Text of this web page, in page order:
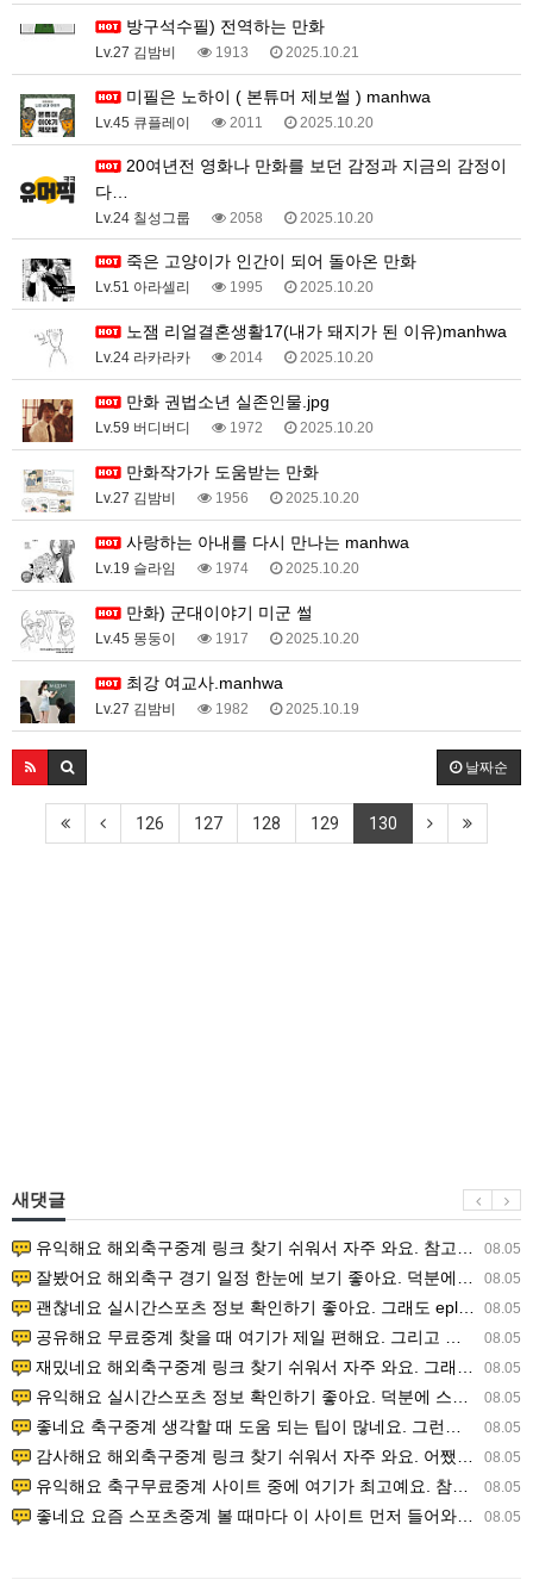
방구석수필) 전역하는 만화
Lv.27 김밤비 1913 2025.10.21
미필은 노하이 ( 본튜머 제보썰 ) manhwa
Lv.45 큐플레이 2011 2025.10.20
다…
Lv.24 칠성그룹 2058 2025.10.20
죽은 고양이가 인간이 되어 돌아온 만화
Lv.51 아라셀리 1995 2025.10.20
노잼 리얼결혼생활17(내가 돼지가 된 이유)manhwa
Lv.24 라카라카 2014 2025.10.20
만화 권법소년 실존인물.jpg
Lv.59 버디버디 1972 2025.10.20
만화작가가 도움받는 만화
Lv.27 김밤비 1956 2025.10.20
사랑하는 아내를 다시 만나는 manhwa
Lv.19 슬라임 1974 2025.10.20
만화) 군대이야기 미군 썰
Lv.45 몽둥이 1917 2025.10.20
최강 여교사.manhwa
Lv.27 김밤비 1982 2025.10.19
날짜순
126 127 128 129 130
새댓글
08.05
유익해요 해외축구중계 링크 찾기 쉬워서 자주 와요. 참고로 무료스포츠중계 정보 확인할 때 출처 꼭 체크해요.…
08.05
잘봤어요 해외축구 경기 일정 한눈에 보기 좋아요. 덕분에 epl중계 볼 때 공식 중계 채널 먼저 찾아봐요. …
08.05
괜찮네요 실시간스포츠 정보 확인하기 좋아요. 그래도 epl중계 볼 때 공식 중계 채널 먼저 찾아봐요. 북마크…
08.05
공유해요 무료중계 찾을 때 여기가 제일 편해요. 그리고 무료스포츠중계 정보 확인할 때 출처 꼭 체크해요. 앞…
08.05
재밌네요 해외축구중계 링크 찾기 쉬워서 자주 와요. 그래서 해외축구중계도 정식 서비스로 봐야 안전해요. 다음…
08.05
유익해요 실시간스포츠 정보 확인하기 좋아요. 덕분에 스포츠중계는 합법적인 경로로만 시청하려 해요. 좋은 정보…
08.05
좋네요 축구중계 생각할 때 도움 되는 팁이 많네요. 그런데 해외축구중계도 정식 서비스로 봐야 안전해요. 다음…
08.05
감사해요 해외축구중계 링크 찾기 쉬워서 자주 와요. 어쨌든 축구무료중계도 합법적인 곳에서 봐야 마음 편해요.…
08.05
유익해요 축구무료중계 사이트 중에 여기가 최고예요. 참고로 축구무료중계도 합법적인 곳에서 봐야 마음 편해요.…
08.05
좋네요 요즘 스포츠중계 볼 때마다 이 사이트 먼저 들어와요. 그나저나 epl중계 볼 때 공식 중계 채널 먼저…